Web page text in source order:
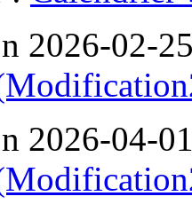
2026-02-
2026-04-